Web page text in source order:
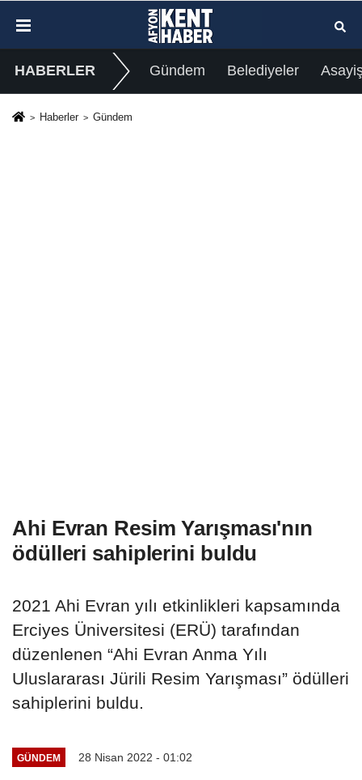
HABERLER Gündem Belediyeler
Haberler Gündem
Ahi Evran Resim Yarışması'nın
ödülleri sahiplerini buldu
2021 Ahi Evran yılı etkinlikleri kapsamında
Erciyes Üniversitesi (ERÜ) tarafından
düzenlenen “Ahi Evran Anma Yılı
Uluslararası Jürili Resim Yarışması” ödülleri
sahiplerini buldu.
GÜNDEM 28 Nisan 2022 - 01:02